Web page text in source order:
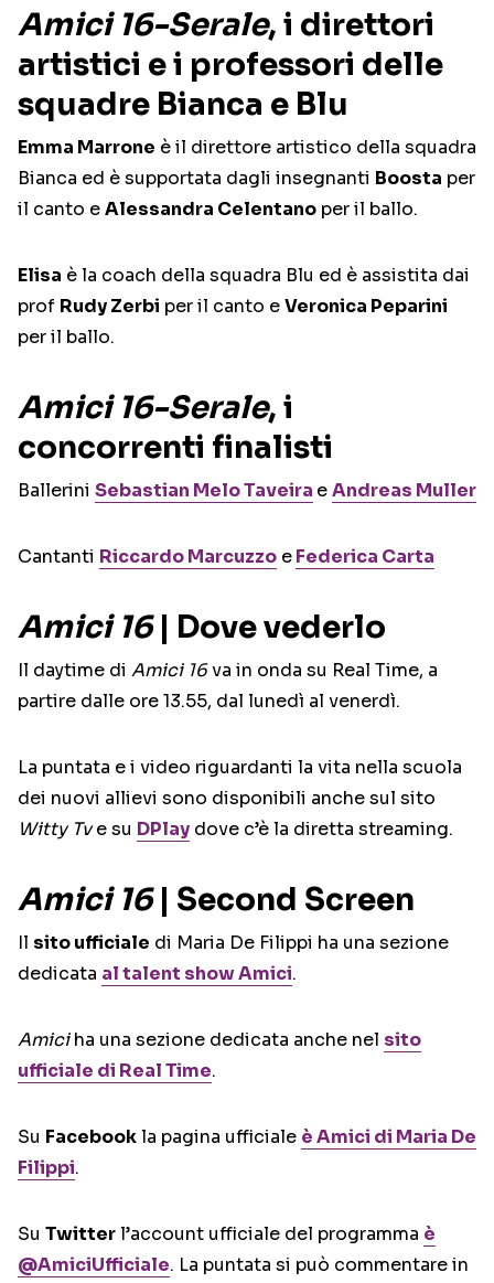
Amici 16-Serale, i direttori
artistici e i professori delle
squadre Bianca e Blu
Emma Marrone è il direttore artistico della squadra
Bianca ed è supportata dagli insegnanti Boosta per
il canto eAlessandra Celentano per il ballo.
Elisa è la coach della squadra Blu ed è assistita dai
prof Rudy Zerbi per il canto eVeronica Peparini
per il ballo.
Amici 16-Serale, i
concorrenti finalisti
Ballerini Sebastian Melo Taveira eAndreas Muller
Cantanti Riccardo Marcuzzo eFederica Carta
Amici 16| Dove vederlo
Il daytime di Amici 16va in onda su Real Time, a
partire dalle ore 13.55, dal lunedì al venerdì.
La puntata e i video riguardanti la vita nella scuola
dei nuovi allievi sono disponibili anche sul sito
Witty Tve su DPlay dove c’è la diretta streaming.
Amici 16| Second Screen
Il sito ufficiale di Maria De Filippi ha una sezione
dedicata al talent showAmici.
Amiciha una sezione dedicata anche nel sito
ufficiale di Real Time.
Su Facebookla pagina ufficiale è Amici di Maria De
Filippi.
Su Twitterl’account ufficiale del programma è
@AmiciUfficiale. La puntata si può commentare in